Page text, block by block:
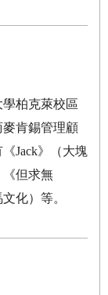
柏克萊校區
肯錫管理顧
《Jack》（大塊
《但求無
化）等。